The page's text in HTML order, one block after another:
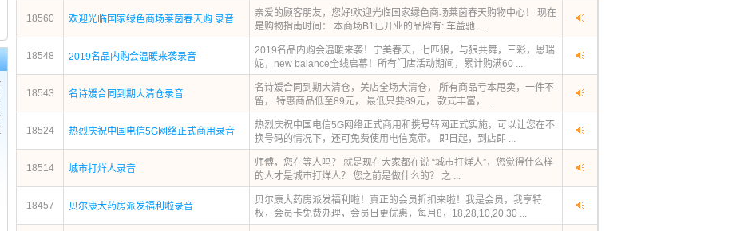
18560 欢迎光临国家绿色商场莱茵春天购 录音
亲爱的顾客朋友，您好!欢迎光临国家绿色商场莱茵春天购物中心！ 现在
是购物指南时间： 本商场B1已开业的品牌有: 车益驰 ...
18548 2019名品内购会温暖来袭录音
2019名品内购会温暖来袭！宁美春天，七匹狼，与狼共舞，三彩，恩瑞
妮，new balance全线启幕！所有门店活动期间，累计购满60 ...
18543 名诗媛合同到期大清仓录音
名诗媛合同到期大清仓，关店全场大清仓， 所有商品亏本甩卖，一件不
留， 特惠商品低至89元， 最低只要89元， 款式丰富， ...
18524 热烈庆祝中国电信5G网络正式商用录音
热烈庆祝中国电信5G网络正式商用和携号转网正式实施，可以让您在不
换号码的情况下，还可免费使用电信宽带。 即日起，到店即 ...
18514 城市打烊人录音
师傅，您在等人吗？ 就是现在大家都在说 “城市打烊人”，您觉得什么样
的人才是城市打烊人？ 您之前是做什么的？ 之 ...
18457 贝尔康大药房派发福利啦录音
贝尔康大药房派发福利啦！真正的会员折扣来啦！我是会员，我享特
权，会员卡免费办理，会员日更优惠，每月8，18,28,10,20,30 ...